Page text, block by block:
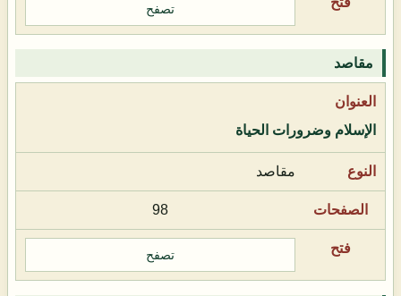
تصفح
مقاصد
الإسلام وضرورات الحياة
مقاصد
98
تصفح